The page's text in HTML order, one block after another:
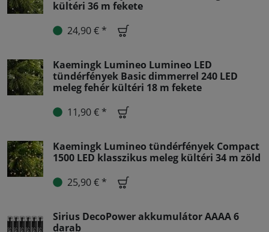
kültéri 36 m fekete
24,90 € *
Kaemingk Lumineo Lumineo LED
tündérfények Basic dimmerrel 240 LED
meleg fehér kültéri 18 m fekete
11,90 € *
Kaemingk Lumineo tündérfények Compact
1500 LED klasszikus meleg kültéri 34 m zöld
25,90 € *
Sirius DecoPower akkumulátor AAAA 6
darab